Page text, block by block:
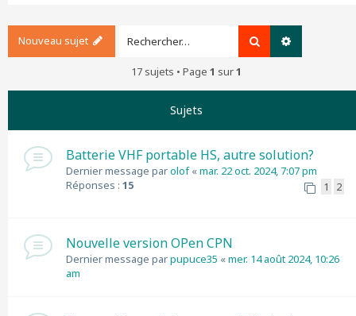
Nouveau sujet Rechercher
17 sujets • Page 1 sur1
Sujets
Batterie VHF portable HS, autre solution?
Dernier message parolof«mar. 22 oct. 2024, 7:07 pm
Réponses : 15 1 2
Nouvelle version OPen CPN
Dernier message parpupuce35 «mer. 14 août 2024, 10:26
am